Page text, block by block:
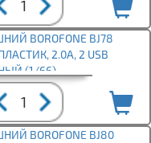
BOROFONE BJ78
2.0А, 2 USB
(1/66)
BOROFONE BJ80